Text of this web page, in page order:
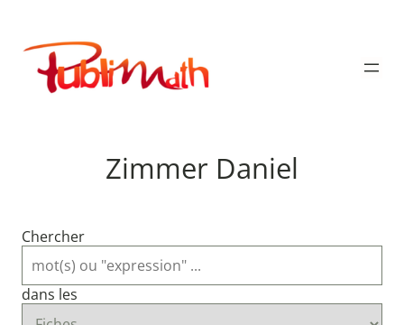
contenu
Publimath
Zimmer Daniel
Chercher
dans les